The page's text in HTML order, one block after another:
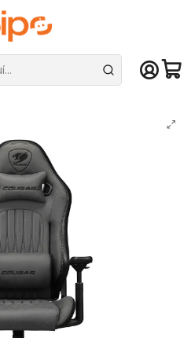
De lunes a sábado en el gran
Sillas y Escritorios Sillas
GRAY F Reclinable 155° 120 kg